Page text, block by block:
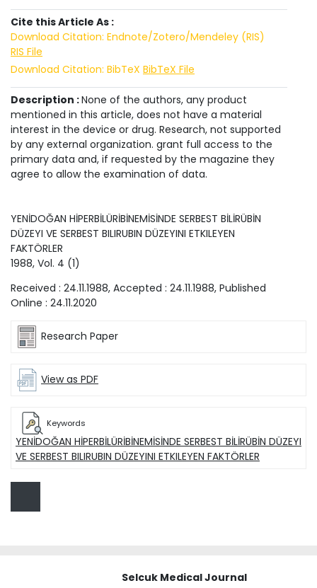
Cite this Article As :
Download Citation: Endnote/Zotero/Mendeley (RIS)
RIS File
Download Citation: BibTeX BibTeX File
Description :None of the authors, any product
mentioned in this article, does not have a material
interest in the device or drug. Research, not supported
by any external organization. grant full access to the
primary data and, if requested by the magazine they
agree to allow the examination of data.
YENİDOĞAN HİPERBİLÜRİBİNEMİSİNDE SERBEST BİLİRÜBİN
DÜZEYI VE SERBEST BILIRUBIN DÜZEYINI ETKILEYEN
FAKTÖRLER
1988, Vol. 4 (1)
Received : 24.11.1988, Accepted : 24.11.1988, Published
Online : 24.11.2020
Research Paper
View as PDF
Keywords
YENİDOĞAN HİPERBİLÜRİBİNEMİSİNDE SERBEST BİLİRÜBİN DÜZEYI
VE SERBEST BILIRUBIN DÜZEYINI ETKILEYEN FAKTÖRLER
Selcuk Medical Journal